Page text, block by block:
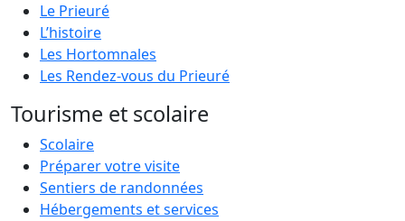
Le Prieuré
L’histoire
Les Hortomnales
Les Rendez-vous du Prieuré
Tourisme et scolaire
Scolaire
Préparer votre visite
Sentiers de randonnées
Hébergements et services